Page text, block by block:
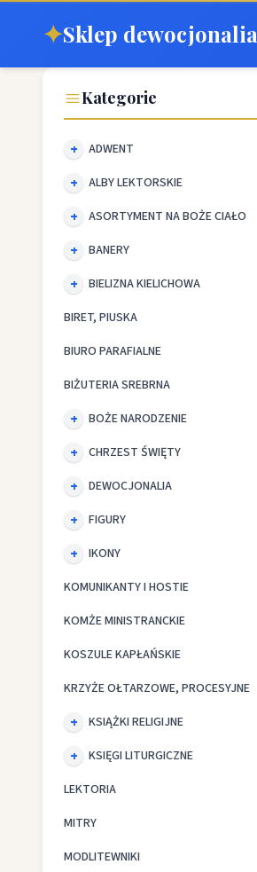
✦Sklep dewocjonalia
Kategorie
ADWENT
ALBY LEKTORSKIE
ASORTYMENT NA BOŻE CIAŁO
BANERY
BIELIZNA KIELICHOWA
BIRET, PIUSKA
BIURO PARAFIALNE
BIŻUTERIA SREBRNA
BOŻE NARODZENIE
CHRZEST ŚWIĘTY
DEWOCJONALIA
FIGURY
IKONY
KOMUNIKANTY I HOSTIE
KOMŻE MINISTRANCKIE
KOSZULE KAPŁAŃSKIE
KRZYŻE OŁTARZOWE, PROCESYJNE
KSIĄŻKI RELIGIJNE
KSIĘGI LITURGICZNE
LEKTORIA
MITRY
MODLITEWNIKI